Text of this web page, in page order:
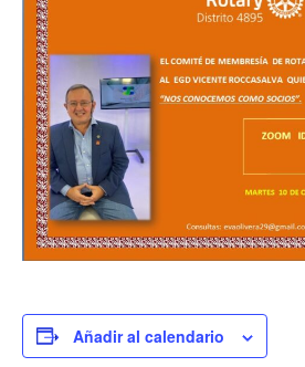
Añadir al calendario